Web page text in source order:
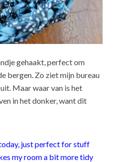
gehaakt, perfect om
bergen. Zo ziet mijn bureau
Maar waar van is het
in het donker, want dit
just perfect for stuff
my room a bit more tidy